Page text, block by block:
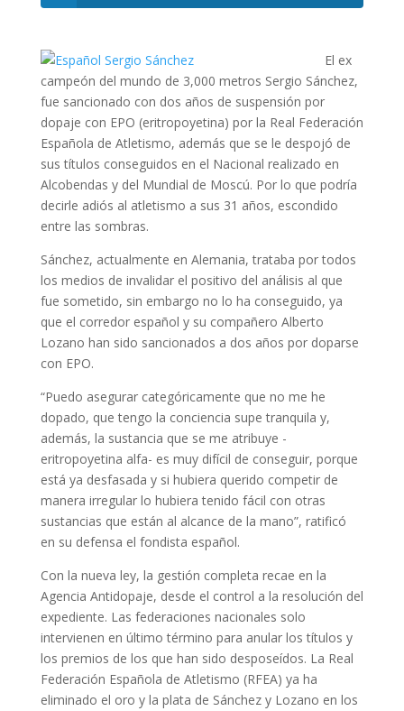
El ex
campeón del mundo de 3,000 metros Sergio Sánchez,
fue sancionado con dos años de suspensión por
dopaje con EPO (eritropoyetina) por la Real Federación
Española de Atletismo, además que se le despojó de
sus títulos conseguidos en el Nacional realizado en
Alcobendas y del Mundial de Moscú. Por lo que podría
decirle adiós al atletismo a sus 31 años, escondido
entre las sombras.
Sánchez, actualmente en Alemania, trataba por todos
los medios de invalidar el positivo del análisis al que
fue sometido, sin embargo no lo ha conseguido, ya
que el corredor español y su compañero Alberto
Lozano han sido sancionados a dos años por doparse
con EPO.
“Puedo asegurar categóricamente que no me he
dopado, que tengo la conciencia supe tranquila y,
además, la sustancia que se me atribuye -
eritropoyetina alfa- es muy difícil de conseguir, porque
está ya desfasada y si hubiera querido competir de
manera irregular lo hubiera tenido fácil con otras
sustancias que están al alcance de la mano”, ratificó
en su defensa el fondista español.
Con la nueva ley, la gestión completa recae en la
Agencia Antidopaje, desde el control a la resolución del
expediente. Las federaciones nacionales solo
intervienen en último término para anular los títulos y
los premios de los que han sido desposeídos. La Real
Federación Española de Atletismo (RFEA) ya ha
eliminado el oro y la plata de Sánchez y Lozano en los